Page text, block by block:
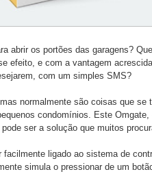
abrir os portões das garagens?
efeito, e com a vantagem
com um simples SMS?
normalmente são coisas que se
condomínios. Este Omgate,
ser a solução que muitos
ligado ao sistema de
simula o pressionar de um